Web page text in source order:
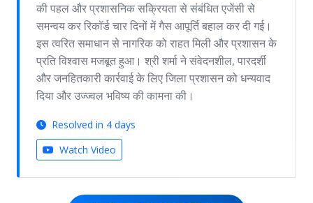
की पहल और प्रशासनिक सक्रियता से संबंधित एजेंसी से
समन्वय कर रिकॉर्ड चार दिनों में गैस आपूर्ति बहाल कर दी गई।
इस त्वरित समाधान से नागरिक को राहत मिली और प्रशासन के
प्रति विश्वास मजबूत हुआ। श्री शर्मा ने संवेदनशील, पारदर्शी
और जनहितकारी कार्रवाई के लिए जिला प्रशासन को धन्यवाद
दिया और उज्ज्वल भविष्य की कामना की।
Resolved in 4 days
Watch Video